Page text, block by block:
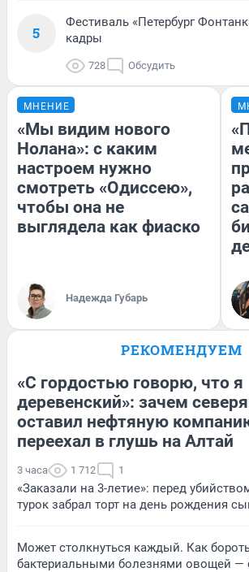
5
Фестиваль «Петербург
кадры
728 Обсудить
МНЕНИЕ
«Мы видим нового
Нолана»: с каким
настроем нужно
смотреть «Одиссею»,
чтобы она не
выглядела как фиаско
Надежда Губарь
РЕКОМЕНДУЕМ
«С гордостью говорю, что я
деревенский»: зачем
оставил нефтяную
переехал в глушь на Алтай
3 часа 1 712 1
«Заказали на 3-летие»: перед
турок забрал торт на день рождения
Может столкнуться каждый. Как
бактериальными болезнями овощей —